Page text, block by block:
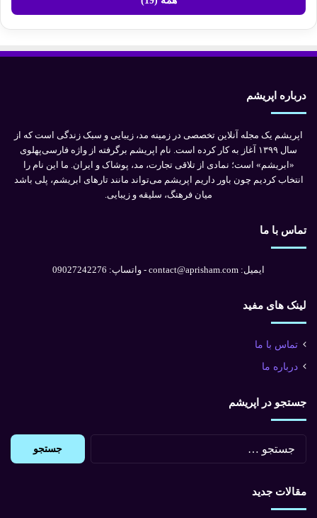
درباره اپریشم
اپریشم یک مجله آنلاین تخصصی در زمینه مد، زیبایی و سبک زندگی است که از
سال ۱۳۹۹ آغاز به کار کرده است. نام اپریشم برگرفته از واژه فارسی‌پهلوی
«ابریشم» است؛ نمادی از تلاقی تجارت، مد، پوشاک و ایران. ما این نام را
انتخاب کردیم چون باور داریم اپریشم می‌تواند مانند تارهای ابریشم، پلی باشد
میان فرهنگ، سلیقه و زیبایی.
تماس با ما
ایمیل: contact@aprisham.com - واتساپ: 09027242276
لینک های مفید
تماس با ما
درباره ما
جستجو در اپریشم
جستجو
مقالات جدید